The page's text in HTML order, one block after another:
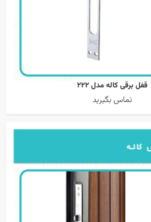
قفل برقی کاله مدل 222
تماس بگیرید